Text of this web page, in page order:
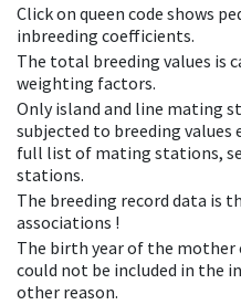
Click on queen code shows
inbreeding coefficients.
The total breeding values is
weighting factors.
Only island and line mating
subjected to breeding values
full list of mating stations,
stations.
The breeding record data is
associations !
The birth year of the
could not be included in the
other reason.